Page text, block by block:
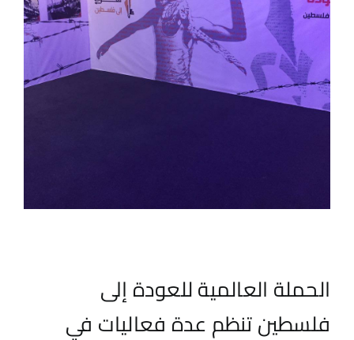
الحملة العالمية للعودة إلى
فلسطين تنظم عدة فعاليات في